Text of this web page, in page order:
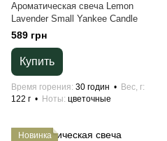
Ароматическая свеча Lemon
Lavender Small Yankee Candle
589 грн
Купить
Время горения 30 годин
Вес, г
122 г
Ноты цветочные
Новинка